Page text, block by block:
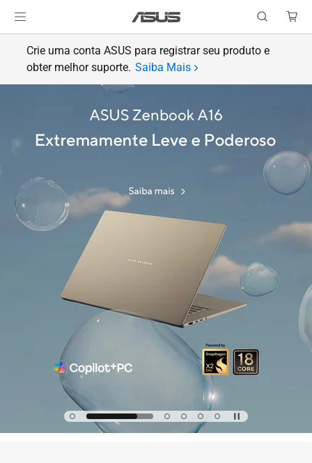
Crie uma conta ASUS para registrar seu produto e
obter melhor suporte. Saiba Mais